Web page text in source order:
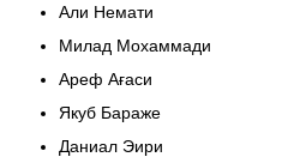
Али Немати
Милад Мохаммади
Ареф Ағаси
Якуб Бараже
Даниал Эири